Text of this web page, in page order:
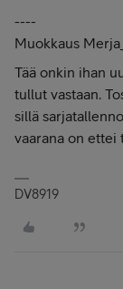
----
Muokkaus
Tää onkin ihan
tullut vastaan.
sillä
vaarana on ettei
DV8919